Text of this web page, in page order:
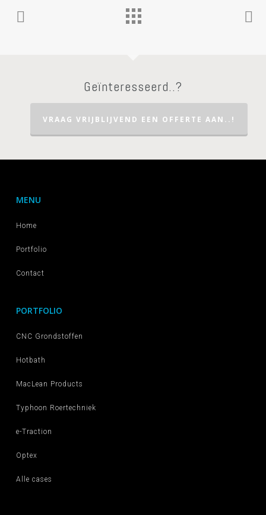
Geïnteresseerd..?
VRAAG VRIJBLIJVEND EEN OFFERTE AAN..!
MENU
Home
Portfolio
Contact
PORTFOLIO
CNC Grondstoffen
Hotbath
MacLean Products
Typhoon Roertechniek
e-Traction
Optex
Alle cases